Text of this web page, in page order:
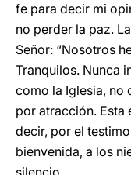
fe para decir mi
no perder la paz.
Señor: “Nosotros
Tranquilos. Nunca
como la Iglesia, no
por atracción. Esta
decir, por el
bienvenida, a los
silencio.